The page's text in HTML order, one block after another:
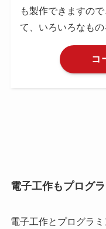
も製作できますの
て、いろいろなもの
コ
電子工作もプログ
電子工作とプログラ